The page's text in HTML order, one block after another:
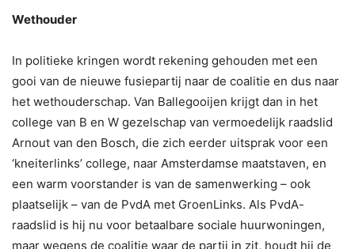
Wethouder
In politieke kringen wordt rekening gehouden met een
gooi van de nieuwe fusiepartij naar de coalitie en dus naar
het wethouderschap. Van Ballegooijen krijgt dan in het
college van B en W gezelschap van vermoedelijk raadslid
Arnout van den Bosch, die zich eerder uitsprak voor een
‘kneiterlinks’ college, naar Amsterdamse maatstaven, en
een warm voorstander is van de samenwerking – ook
plaatselijk – van de PvdA met GroenLinks. Als PvdA-
raadslid is hij nu voor betaalbare sociale huurwoningen,
maar wegens de coalitie waar de partij in zit, houdt hij de